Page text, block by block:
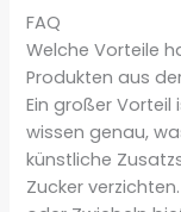
FAQ
Welche Vorteile
Produkten aus
Ein großer Vorteil
wissen genau,
künstliche
Zucker